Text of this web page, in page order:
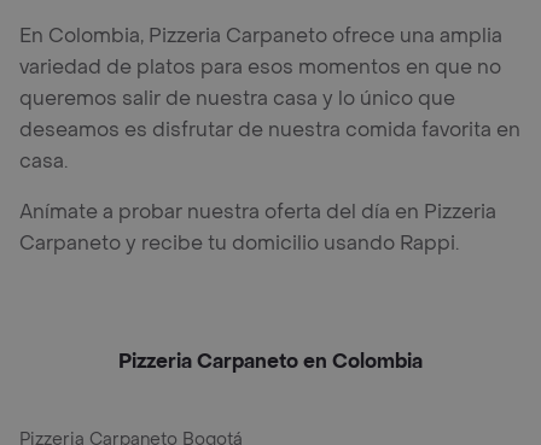
En Colombia, Pizzeria Carpaneto ofrece una amplia
variedad de platos para esos momentos en que no
queremos salir de nuestra casa y lo único que
deseamos es disfrutar de nuestra comida favorita en
casa.
Anímate a probar nuestra oferta del día en Pizzeria
Carpaneto y recibe tu domicilio usando Rappi.
Pizzeria Carpaneto en Colombia
Pizzeria Carpaneto Bogotá